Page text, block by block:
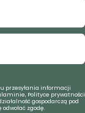
przesyłania informacji
Polityce prywatności
gospodarczą pod
zgodę.